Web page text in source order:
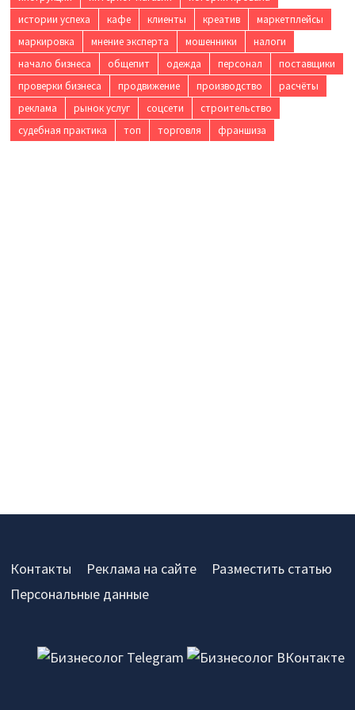
истории успеха
кафе клиенты креатив
маркетплейсы
маркировка
мнение эксперта мошенники
налоги
начало бизнеса
общепит одежда персонал
поставщики
проверки бизнеса
продвижение производство
расчёты
реклама
рынок услуг соцсети
строительство
судебная практика
топ торговля франшиза
Контакты Реклама на сайте
Разместить статью
Персональные данные